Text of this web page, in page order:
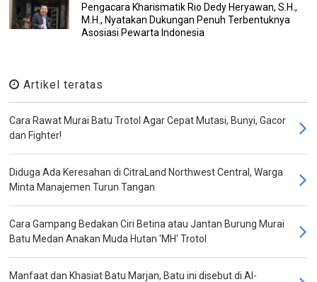
Pengacara Kharismatik Rio Dedy Heryawan, S.H.,
M.H., Nyatakan Dukungan Penuh Terbentuknya
Asosiasi Pewarta Indonesia
Artikel teratas
Cara Rawat Murai Batu Trotol Agar Cepat Mutasi, Bunyi, Gacor
dan Fighter!
Diduga Ada Keresahan di CitraLand Northwest Central, Warga
Minta Manajemen Turun Tangan
Cara Gampang Bedakan Ciri Betina atau Jantan Burung Murai
Batu Medan Anakan Muda Hutan 'MH' Trotol
Manfaat dan Khasiat Batu Marjan, Batu ini disebut di Al-